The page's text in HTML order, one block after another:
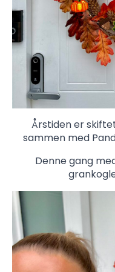
Årstiden er
sammen med
Denne gang